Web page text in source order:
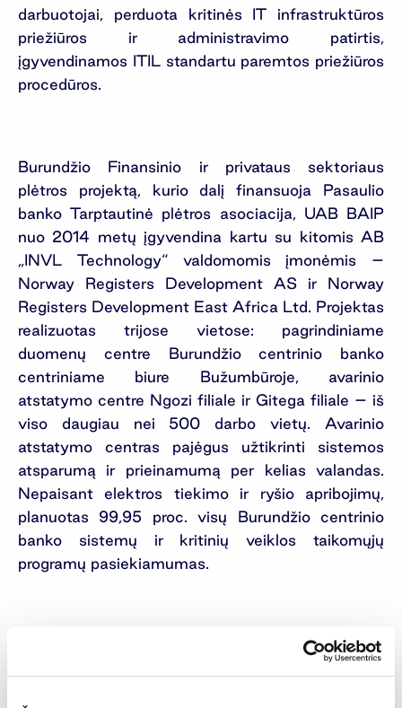
darbuotojai, perduota kritinės IT infrastruktūros
priežiūros ir administravimo patirtis,
įgyvendinamos ITIL standartu paremtos priežiūros
procedūros.
Burundžio Finansinio ir privataus sektoriaus
plėtros projektą, kurio dalį finansuoja Pasaulio
banko Tarptautinė plėtros asociacija, UAB BAIP
nuo 2014 metų įgyvendina kartu su kitomis AB
„INVL Technology“ valdomomis įmonėmis –
Norway Registers Development AS ir Norway
Registers Development East Africa Ltd. Projektas
realizuotas trijose vietose: pagrindiniame
duomenų centre Burundžio centrinio banko
centriniame biure Bužumbūroje, avarinio
atstatymo centre Ngozi filiale ir Gitega filiale – iš
viso daugiau nei 500 darbo vietų. Avarinio
atstatymo centras pajėgus užtikrinti sistemos
atsparumą ir prieinamumą per kelias valandas.
Nepaisant elektros tiekimo ir ryšio apribojimų,
planuotas 99,95 proc. visų Burundžio centrinio
banko sistemų ir kritinių veiklos taikomųjų
programų pasiekiamumas.